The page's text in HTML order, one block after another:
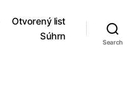
Otvorený list
Súhrn
Search